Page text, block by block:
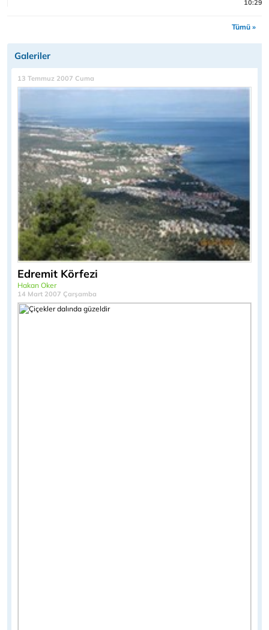
10:29
Tümü »
Galeriler
13 Temmuz 2007 Cuma
Edremit Körfezi
Hakan Oker
14 Mart 2007 Çarşamba